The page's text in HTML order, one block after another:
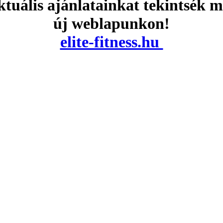
ajánlatainkat tekintsék
új weblapunkon!
elite-fitness.hu